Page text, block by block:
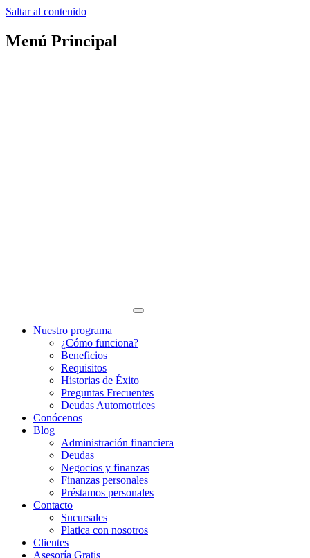
Saltar al contenido
Menú Principal
Nuestro programa
¿Cómo funciona?
Beneficios
Requisitos
Historias de Éxito
Preguntas Frecuentes
Deudas Automotrices
Conócenos
Blog
Administración financiera
Deudas
Negocios y finanzas
Finanzas personales
Préstamos personales
Contacto
Sucursales
Platica con nosotros
Clientes
Asesoría Gratis